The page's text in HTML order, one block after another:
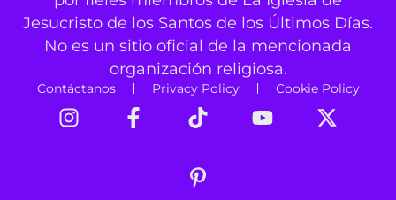
Jesucristo de los Santos de los Últimos Días.
No es un sitio oficial de la mencionada
organización religiosa.
Contáctanos Privacy Policy Cookie Policy